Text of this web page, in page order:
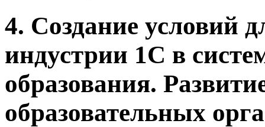
4. Создание условий
индустрии 1С в
образования.
образовательных